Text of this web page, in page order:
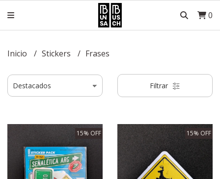
0
Inicio Stickers Frases
Filtrar
15% OFF 15% OFF